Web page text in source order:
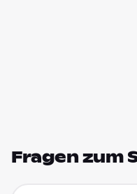
Fragen zum